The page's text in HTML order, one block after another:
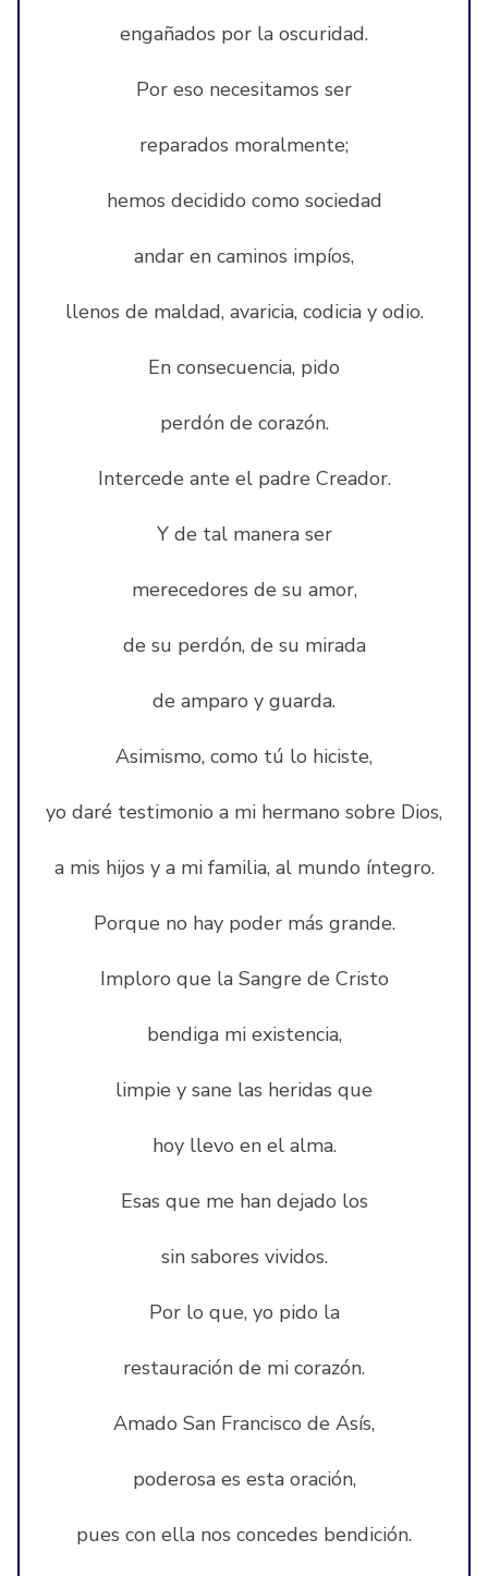
engañados por la oscuridad.
Por eso necesitamos ser
reparados moralmente;
hemos decidido como sociedad
andar en caminos impíos,
llenos de maldad, avaricia, codicia y odio.
En consecuencia, pido
perdón de corazón.
Intercede ante el padre Creador.
Y de tal manera ser
merecedores de su amor,
de su perdón, de su mirada
de amparo y guarda.
Asimismo, como tú lo hiciste,
yo daré testimonio a mi hermano sobre Dios,
a mis hijos y a mi familia, al mundo íntegro.
Porque no hay poder más grande.
Imploro que la Sangre de Cristo
bendiga mi existencia,
limpie y sane las heridas que
hoy llevo en el alma.
Esas que me han dejado los
sin sabores vividos.
Por lo que, yo pido la
restauración de mi corazón.
Amado San Francisco de Asís,
poderosa es esta oración,
pues con ella nos concedes bendición.